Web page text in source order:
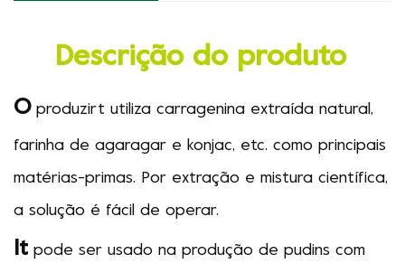
Descrição do produto
Oproduzirt utiliza carragenina extraída natural,
farinha de agaragar e konjac, etc. como principais
matérias-primas. Por extração e mistura científica,
a solução é fácil de operar.
It pode ser usado na produção de pudins com